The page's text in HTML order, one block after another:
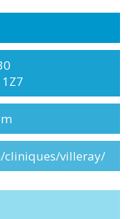
cliniques/villeray/